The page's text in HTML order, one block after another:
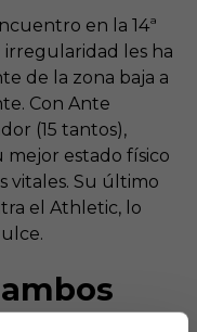
en la 14ª
irregularidad les ha
de la zona baja a
Con Ante
(15 tantos),
mejor estado físico
vitales. Su último
el Athletic, lo